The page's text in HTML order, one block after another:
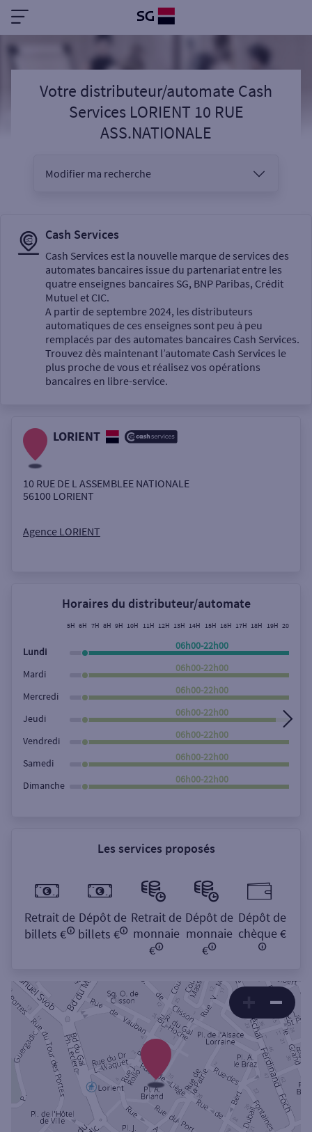
Votre distributeur/automate Cash
Services LORIENT 10 RUE
ASS.NATIONALE
Modifier ma recherche
Sélectionnez votre recherche
Un service
Autour de moi
Rechercher
Cash Services
Cash Services est la nouvelle marque de services des
automates bancaires issue du partenariat entre les
quatre enseignes bancaires SG, BNP Paribas, Crédit
Mutuel et CIC.
A partir de septembre 2024, les distributeurs
automatiques de ces enseignes sont peu à peu
remplacés par des automates bancaires Cash Services.
Trouvez dès maintenant l’automate Cash Services le
plus proche de vous et réalisez vos opérations
bancaires en libre-service.
LORIENT
10 RUE DE L ASSEMBLEE NATIONALE
56100 LORIENT
Agence LORIENT
Horaires du distributeur/automate
5H 6H 7H 8H 9H 10H 11H 12H 13H 14H 15H 16H 17H 18H 19H 20H
Lundi
06h00-22h00
Mardi
06h00-22h00
Mercredi
06h00-22h00
Jeudi
06h00-22h00
Vendredi
06h00-22h00
Samedi
06h00-22h00
Dimanche
06h00-22h00
Les services proposés
Retrait de
billets €
Dépôt de
billets €
Retrait de
monnaie
€
Dépôt de
monnaie
€
Dépôt de
chèque €